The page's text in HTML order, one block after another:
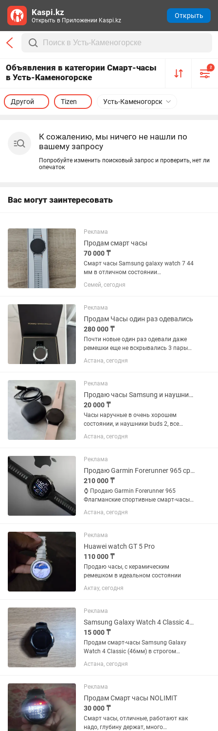
Объявления в категории Смарт-часы
в Усть-Каменогорске
2
Усть-Каменогорск
Другой Tizen
К сожалению, мы ничего не нашли по
вашему запросу
Попробуйте изменить поисковый запрос и проверить, нет ли
опечаток
Вас могут заинтересовать
Реклама
Продам смарт часы
70 000 ₸
Смарт часы Samsung galaxy watch 7 44
мм в отличном состоянии
комплектация полная вскрывались
для проверки
Семей, сегодня
Реклама
Продам Часы один раз одевались
280 000 ₸
Почти новые один раз одевали даже
ремешки еще не вскрывались 3 пары
ремешков цена на каспи 329.000
Астана, сегодня
Реклама
Продаю часы Samsung и наушники buds 2
20 000 ₸
Часы наручные в очень хорошем
состоянии, и наушники buds 2, все
работает.
Астана, сегодня
Реклама
Продаю Garmin Forerunner 965 срочно
210 000 ₸
⌚ Продаю Garmin Forerunner 965
Флагманские спортивные смарт-часы
Garmin в отличном состоянии. ✅
Подойдут для бега, велоспорта,
повседневного использования. 💚
Следят...
Астана, сегодня
Реклама
Huawei watch GT 5 Pro
110 000 ₸
Продаю часы, с керамическим
ремешком в идеальном состоянии
Актау, сегодня
Реклама
Samsung Galaxy Watch 4 Classic 46mm, Черные
15 000 ₸
Продам смарт-часы Samsung Galaxy
Watch 4 Classic (46мм) в строгом
черном цвете. Модель с крутым
крутящимся безелем, смотрится на
Технически всё работает идеально
(пульс,...
Астана, сегодня
Реклама
Продам Смарт часы NOLIMIT
30 000 ₸
Смарт часы, отличные, работают как
надо, глубину держат, много
Kaspi.kz
Открыть в Приложении Kaspi.kz
Открыть